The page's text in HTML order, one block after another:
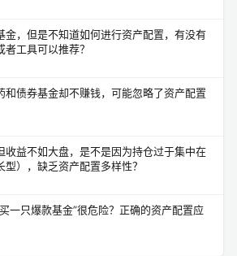
金，但是不知道如何进行资产配置，有没有
工具可以推荐？
和债券基金却不赚钱，可能忽略了资产配置
收益不如大盘，是不是因为持仓过于集中在
），缺乏资产配置多样性？
一只爆款基金”很危险？正确的资产配置应